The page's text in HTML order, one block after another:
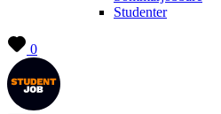
Studenter
0